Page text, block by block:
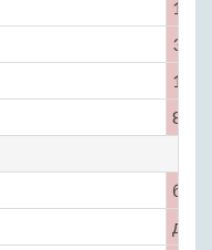
170
35
1200
810